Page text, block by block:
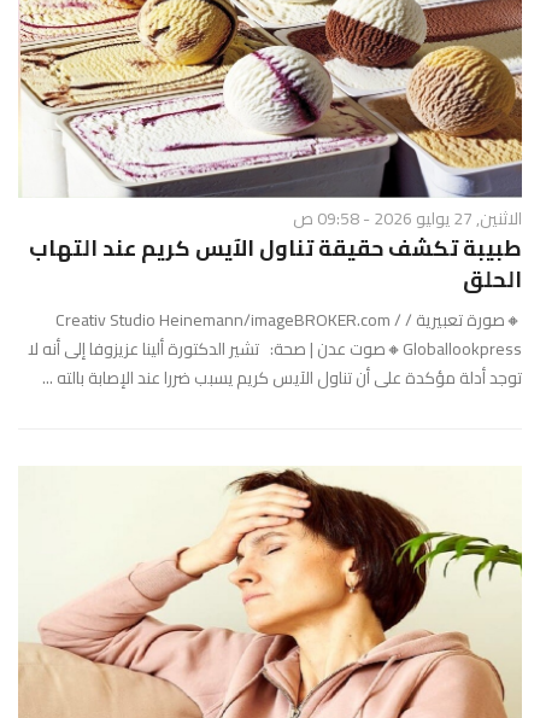
الاثنين, 27 يوليو 2026 - 09:58 ص
طبيبة تكشف حقيقة تناول الآيس كريم عند التهاب
الحلق
🔸صورة تعبيرية / Creativ Studio Heinemann/imageBROKER.com /
Globallookpress🔸صوت عدن | صحة: تشير الدكتورة ألينا عزيزوفا إلى أنه لا
توجد أدلة مؤكدة على أن تناول الآيس كريم يسبب ضررا عند الإصابة بالته ...